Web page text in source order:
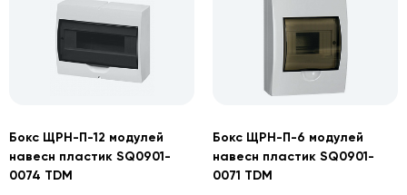
Бокс ЩРН-П-12 модулей
навесн пластик SQ0901-
0074 TDM
Бокс ЩРН-П-6 модулей
навесн пластик SQ0901-
0071 TDM